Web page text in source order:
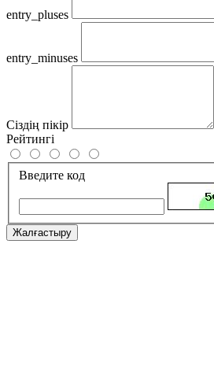
entry_pluses
entry_minuses
Сіздің пікір
Рейтингі
Введите код
Жалғастыру